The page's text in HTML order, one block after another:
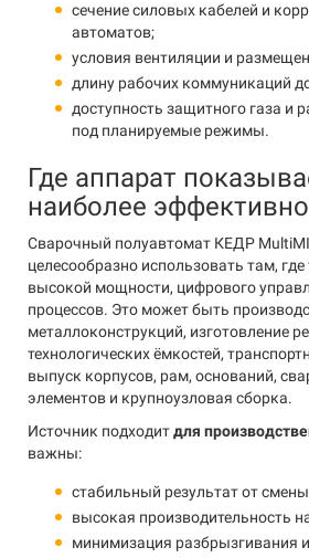
сечение силовых кабелей и
автоматов;
условия вентиляции и
длину рабочих коммуникаций
доступность защитного газа и
под планируемые режимы.
Где аппарат
наиболее эффективно
Сварочный полуавтомат КЕДР
целесообразно использовать там, где
высокой мощности, цифрового
процессов. Это может быть
металлоконструкций, изготовление
технологических ёмкостей,
выпуск корпусов, рам, оснований,
элементов и крупноузловая сборка.
Источник подходитдля
важны:
стабильный результат от
высокая производительность
минимизация разбрызгивания